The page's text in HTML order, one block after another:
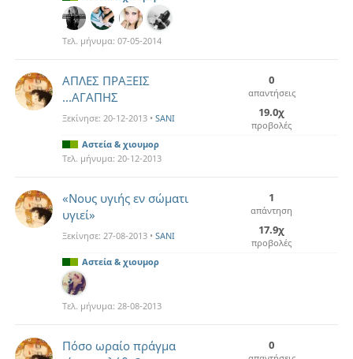
Τελ. μήνυμα: 07-05-2014
ΑΠΛΕΣ ΠΡΑΞΕΙΣ
...ΑΓΑΠΗΣ
Ξεκίνησε: 20-12-2013 • SANI
0
απαντήσεις
19.0χ
προβολές
Αστεία & χιουμορ
Τελ. μήνυμα: 20-12-2013
«Νους υγιής εν σώματι
υγιεί»
Ξεκίνησε: 27-08-2013 • SANI
1
απάντηση
17.9χ
προβολές
Αστεία & χιουμορ
Τελ. μήνυμα: 28-08-2013
Πόσο ωραίο πράγμα
0